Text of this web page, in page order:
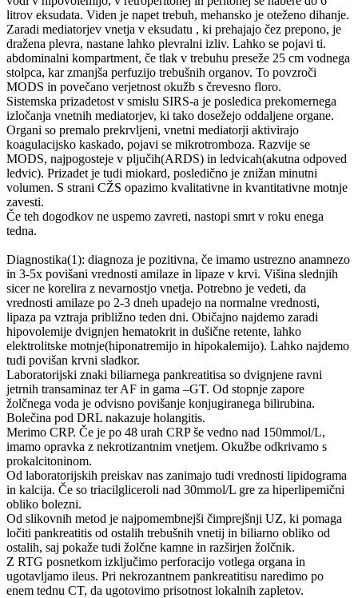
litrov eksudata. Viden je napet trebuh, mehansko je oteženo dihanje.
Zaradi mediatorjev vnetja v eksudatu , ki prehajajo čez prepono, je
dražena plevra, nastane lahko plevralni izliv. Lahko se pojavi ti.
abdominalni kompartment, če tlak v trebuhu preseže 25 cm vodnega
stolpca, kar zmanjša perfuzijo trebušnih organov. To povzroči
MODS in povečano verjetnost okužb s črevesno floro.
Sistemska prizadetost v smislu SIRS-a je posledica prekomernega
izločanja vnetnih mediatorjev, ki tako dosežejo oddaljene organe.
Organi so premalo prekrvljeni, vnetni mediatorji aktivirajo
koagulacijsko kaskado, pojavi se mikrotromboza. Razvije se
MODS, najpogosteje v pljučih(ARDS) in ledvicah(akutna odpoved
ledvic). Prizadet je tudi miokard, posledično je znižan minutni
volumen. S strani CŽS opazimo kvalitativne in kvantitativne motnje
zavesti.
Če teh dogodkov ne uspemo zavreti, nastopi smrt v roku enega
tedna.
Diagnostika(1): diagnoza je pozitivna, če imamo ustrezno anamnezo
in 3-5x povišani vrednosti amilaze in lipaze v krvi. Višina slednjih
sicer ne korelira z nevarnostjo vnetja. Potrebno je vedeti, da
vrednosti amilaze po 2-3 dneh upadejo na normalne vrednosti,
lipaza pa vztraja približno teden dni. Običajno najdemo zaradi
hipovolemije dvignjen hematokrit in dušične retente, lahko
elektrolitske motnje(hiponatremijo in hipokalemijo). Lahko najdemo
tudi povišan krvni sladkor.
Laboratorijski znaki biliarnega pankreatitisa so dvignjene ravni
jetrnih transaminaz ter AF in gama –GT. Od stopnje zapore
žolčnega voda je odvisno povišanje konjugiranega bilirubina.
Bolečina pod DRL nakazuje holangitis.
Merimo CRP. Če je po 48 urah CRP še vedno nad 150mmol/L,
imamo opravka z nekrotizantnim vnetjem. Okužbe odkrivamo s
prokalcitoninom.
Od laboratorijskih preiskav nas zanimajo tudi vrednosti lipidograma
in kalcija. Če so triacilgliceroli nad 30mmol/L gre za hiperlipemični
obliko bolezni.
Od slikovnih metod je najpomembnejši čimprejšnji UZ, ki pomaga
ločiti pankreatitis od ostalih trebušnih vnetij in biliarno obliko od
ostalih, saj pokaže tudi žolčne kamne in razširjen žolčnik.
Z RTG posnetkom izključimo perforacijo votlega organa in
ugotavljamo ileus. Pri nekrozantnem pankreatitisu naredimo po
enem tednu CT, da ugotovimo prisotnost lokalnih zapletov.